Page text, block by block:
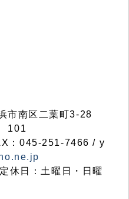
市南区二葉町3-28
101
：045-251-7466 / y
休日：土曜日・日曜